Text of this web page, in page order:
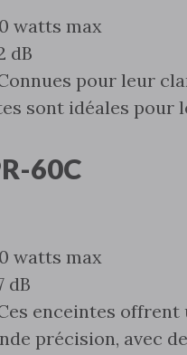
watts max
dB
pour leur
sont idéales pour
60C
watts max
dB
enceintes
précision‚ avec